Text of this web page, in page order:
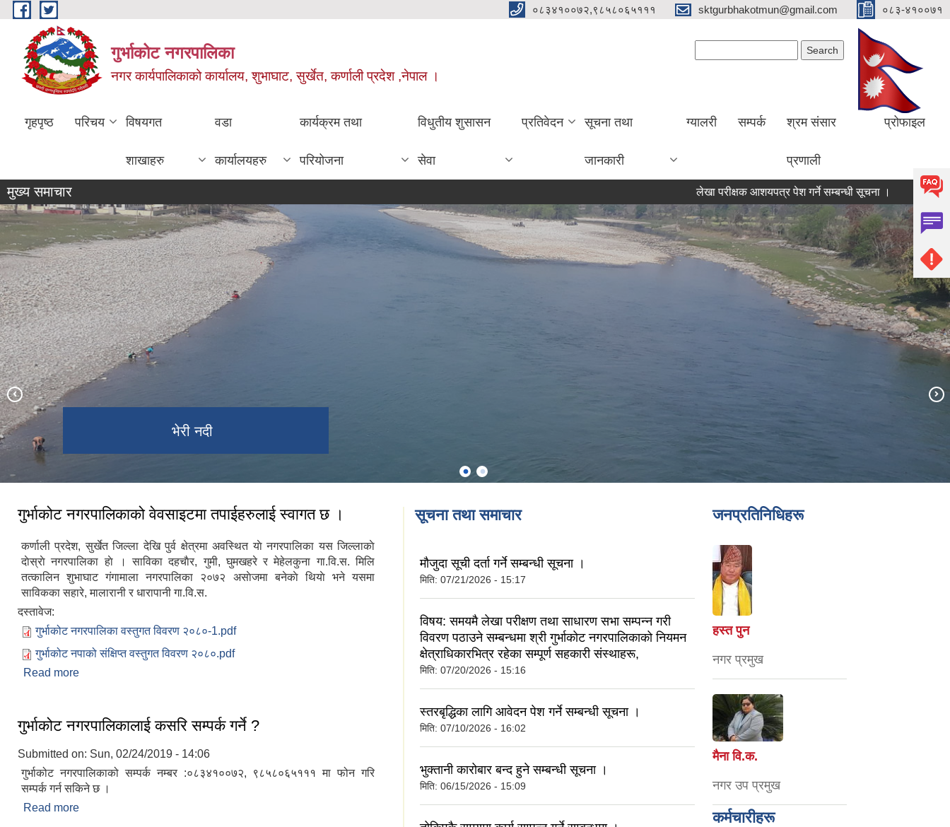
Skip to main content ०८३४१००७२,९८५८०६५१११ sktgurbhakotmun@gmail.com ०८३-४१००७१
गुर्भाकोट नगरपालिका
नगर कार्यपालिकाको कार्यालय, शुभाघाट, सुर्खेत, कर्णाली प्रदेश ,नेपाल ।
गृहपृष्ठ परिचय विषयगत
शाखाहरु
वडा
कार्यालयहरु
कार्यक्रम तथा
परियोजना
विधुतीय शुसासन
सेवा
प्रतिवेदन सूचना तथा
जानकारी
ग्यालरी सम्पर्क श्रम संसार
प्रणाली
प्रोफाइल
मुख्य समाचार लेखा परीक्षक आशयपत्र पेश गर्ने सम्बन्धी सूचना । मतदा नामावली
भेरी नदी
दह ताल
गुर्भाकोट नगरपालिकाको वेवसाइटमा तपाईहरुलाई स्वागत छ ।
कर्णाली प्रदेश, सुर्खेत जिल्ला देखि पुर्व क्षेत्रमा अवस्थित याे नगरपालिका यस जिल्लाकाे
दाेस्राे नगरपालिका हाे । साविका दहचाैर, गुमी, घुमखहरे र मेहेलकुना गा.वि.स. मिलि
तत्कालिन शुभाघाट ग‌ंगामाला नगरपालिका २०७२ असाेजमा बनेकाे थियाे भने यसमा
साविकका सहारे, मालारानी र धारापानी गा.वि.स.
दस्तावेज:
गुर्भाकोट नगरपालिका वस्तुगत विवरण २०८०-1.pdf
गुर्भाकोट नपाको संक्षिप्त वस्तुगत विवरण २०८०.pdf
Read more
गुर्भाकोट नगरपालिकालाई कसरि सम्पर्क गर्ने ?
Submitted on: Sun, 02/24/2019 - 14:06
गुर्भाकोट नगरपालिकाको सम्पर्क नम्बर :०८३४१००७२, ९८५८०६५१११ मा फोन गरि
सम्पर्क गर्न सकिने छ ।
Read more
सूचना तथा समाचार
मौजुदा सूची दर्ता गर्ने सम्बन्धी सूचना ।
मिति: 07/21/2026 - 15:17
विषय: समयमै लेखा परीक्षण तथा साधारण सभा सम्पन्न गरी
विवरण पठाउने सम्बन्धमा श्री गुर्भाकोट नगरपालिकाको नियमन
क्षेत्राधिकारभित्र रहेका सम्पूर्ण सहकारी संस्थाहरू,
मिति: 07/20/2026 - 15:16
स्तरबृद्धिका लागि आवेदन पेश गर्ने सम्बन्धी सूचना ।
मिति: 07/10/2026 - 16:02
भुक्तानी कारोबार बन्द हुने सम्बन्धी सूचना ।
मिति: 06/15/2026 - 15:09
जनप्रतिनिधिहरू
हस्त पुन
नगर प्रमुख
मैना वि‍.क.
नगर उप प्रमुख
कर्मचारीहरू